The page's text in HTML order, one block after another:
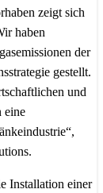
zeigt sich
haben
der
gestellt.
und
eine
Installation einer